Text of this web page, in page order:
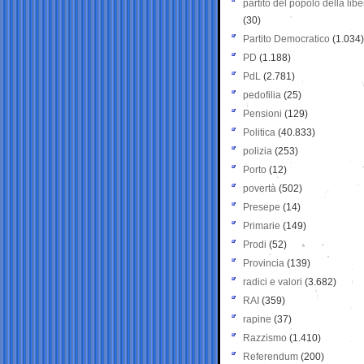
partito del popolo della
(30)
Partito Democratico (1.034)
PD (1.188)
PdL (2.781)
pedofilia (25)
Pensioni (129)
Politica (40.833)
polizia (253)
Porto (12)
povertà (502)
Presepe (14)
Primarie (149)
Prodi (52)
Provincia (139)
radici e valori (3.682)
RAI (359)
rapine (37)
Razzismo (1.410)
Referendum (200)